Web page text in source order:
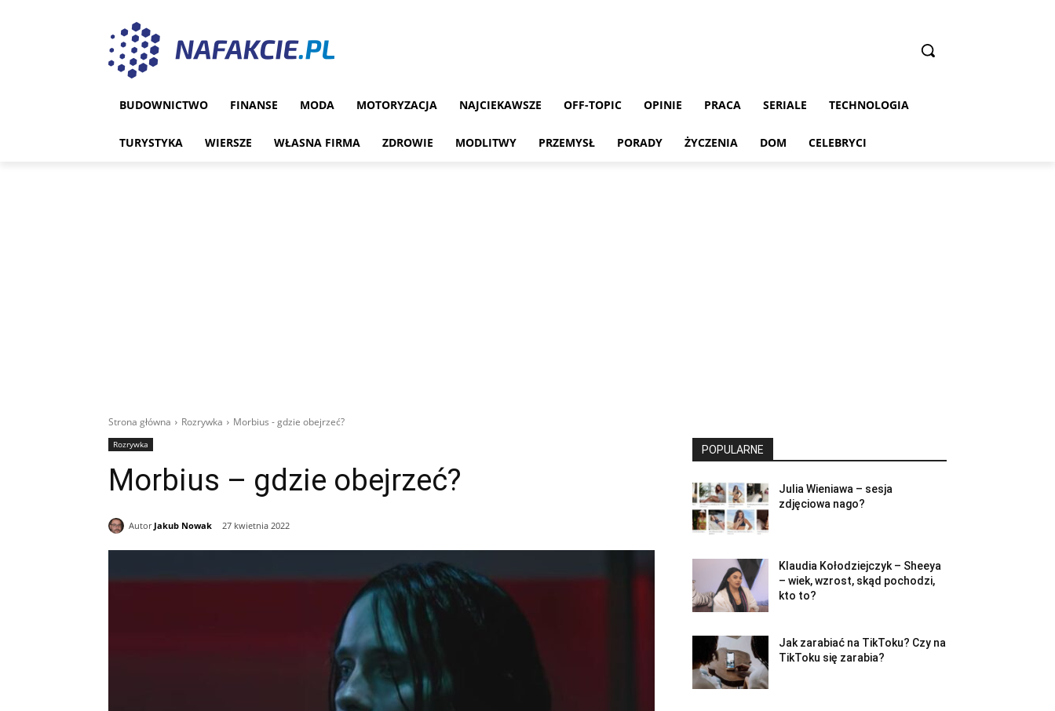
BUDOWNICTWO FINANSE MODA MOTORYZACJA NAJCIEKAWSZE OFF-TOPIC OPINIE PRACA SERIALE TECHNOLOGIA
TURYSTYKA WIERSZE WŁASNA FIRMA ZDROWIE MODLITWY PRZEMYSŁ PORADY ŻYCZENIA DOM CELEBRYCI
Strona główna Rozrywka Morbius - gdzie obejrzeć?
Rozrywka
Morbius – gdzie obejrzeć?
Autor Jakub Nowak 27 kwietnia 2022
POPULARNE
Julia Wieniawa – sesja
zdjęciowa nago?
Klaudia Kołodziejczyk – Sheeya
– wiek, wzrost, skąd pochodzi,
kto to?
Jak zarabiać na TikToku? Czy na
TikToku się zarabia?